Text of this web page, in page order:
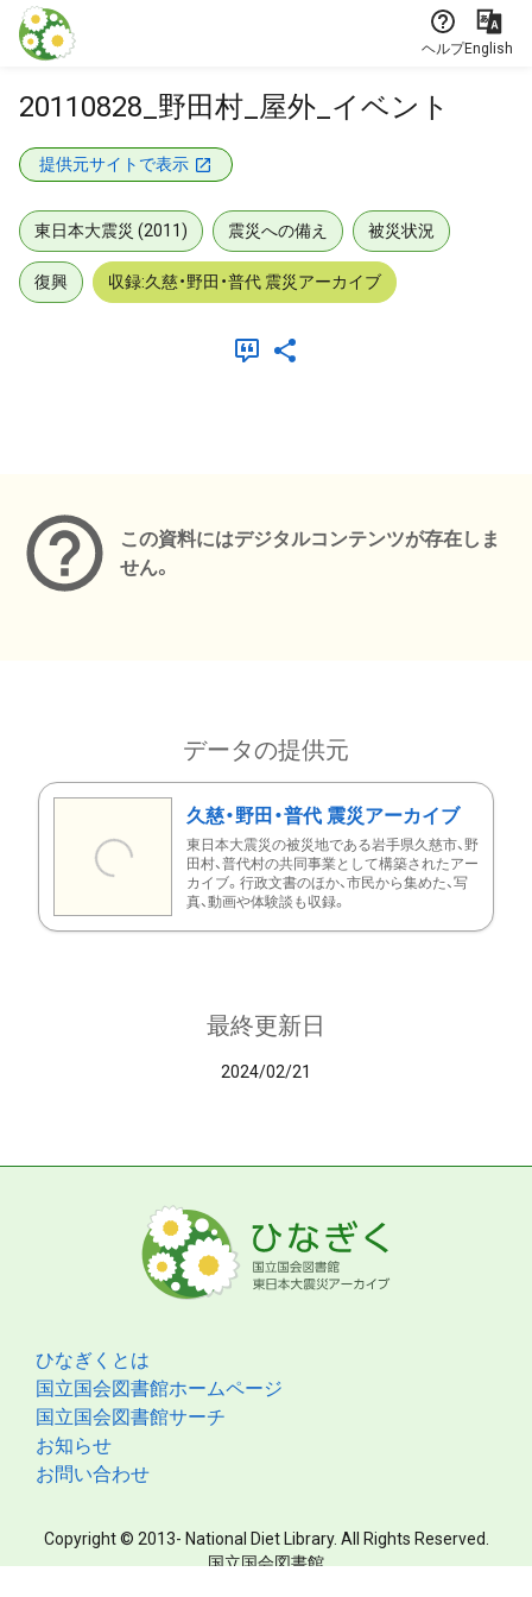
本文に飛ぶ
ヘルプEnglish
20110828_野田村_屋外_イベント
提供元サイトで表示
東日本大震災 (2011) 震災への備え 被災状況
復興 収録:久慈・野田・普代 震災アーカイブ
この資料にはデジタルコンテンツが存在しま
せん。
データの提供元
久慈・野田・普代 震災アーカイブ
東日本大震災の被災地である岩手県久慈市、野
田村、普代村の共同事業として構築されたアー
カイブ。行政文書のほか、市民から集めた、写
真、動画や体験談も収録。
最終更新日
2024/02/21
ひなぎくとは
国立国会図書館ホームページ
国立国会図書館サーチ
お知らせ
お問い合わせ
Copyright © 2013- National Diet Library. All Rights Reserved.